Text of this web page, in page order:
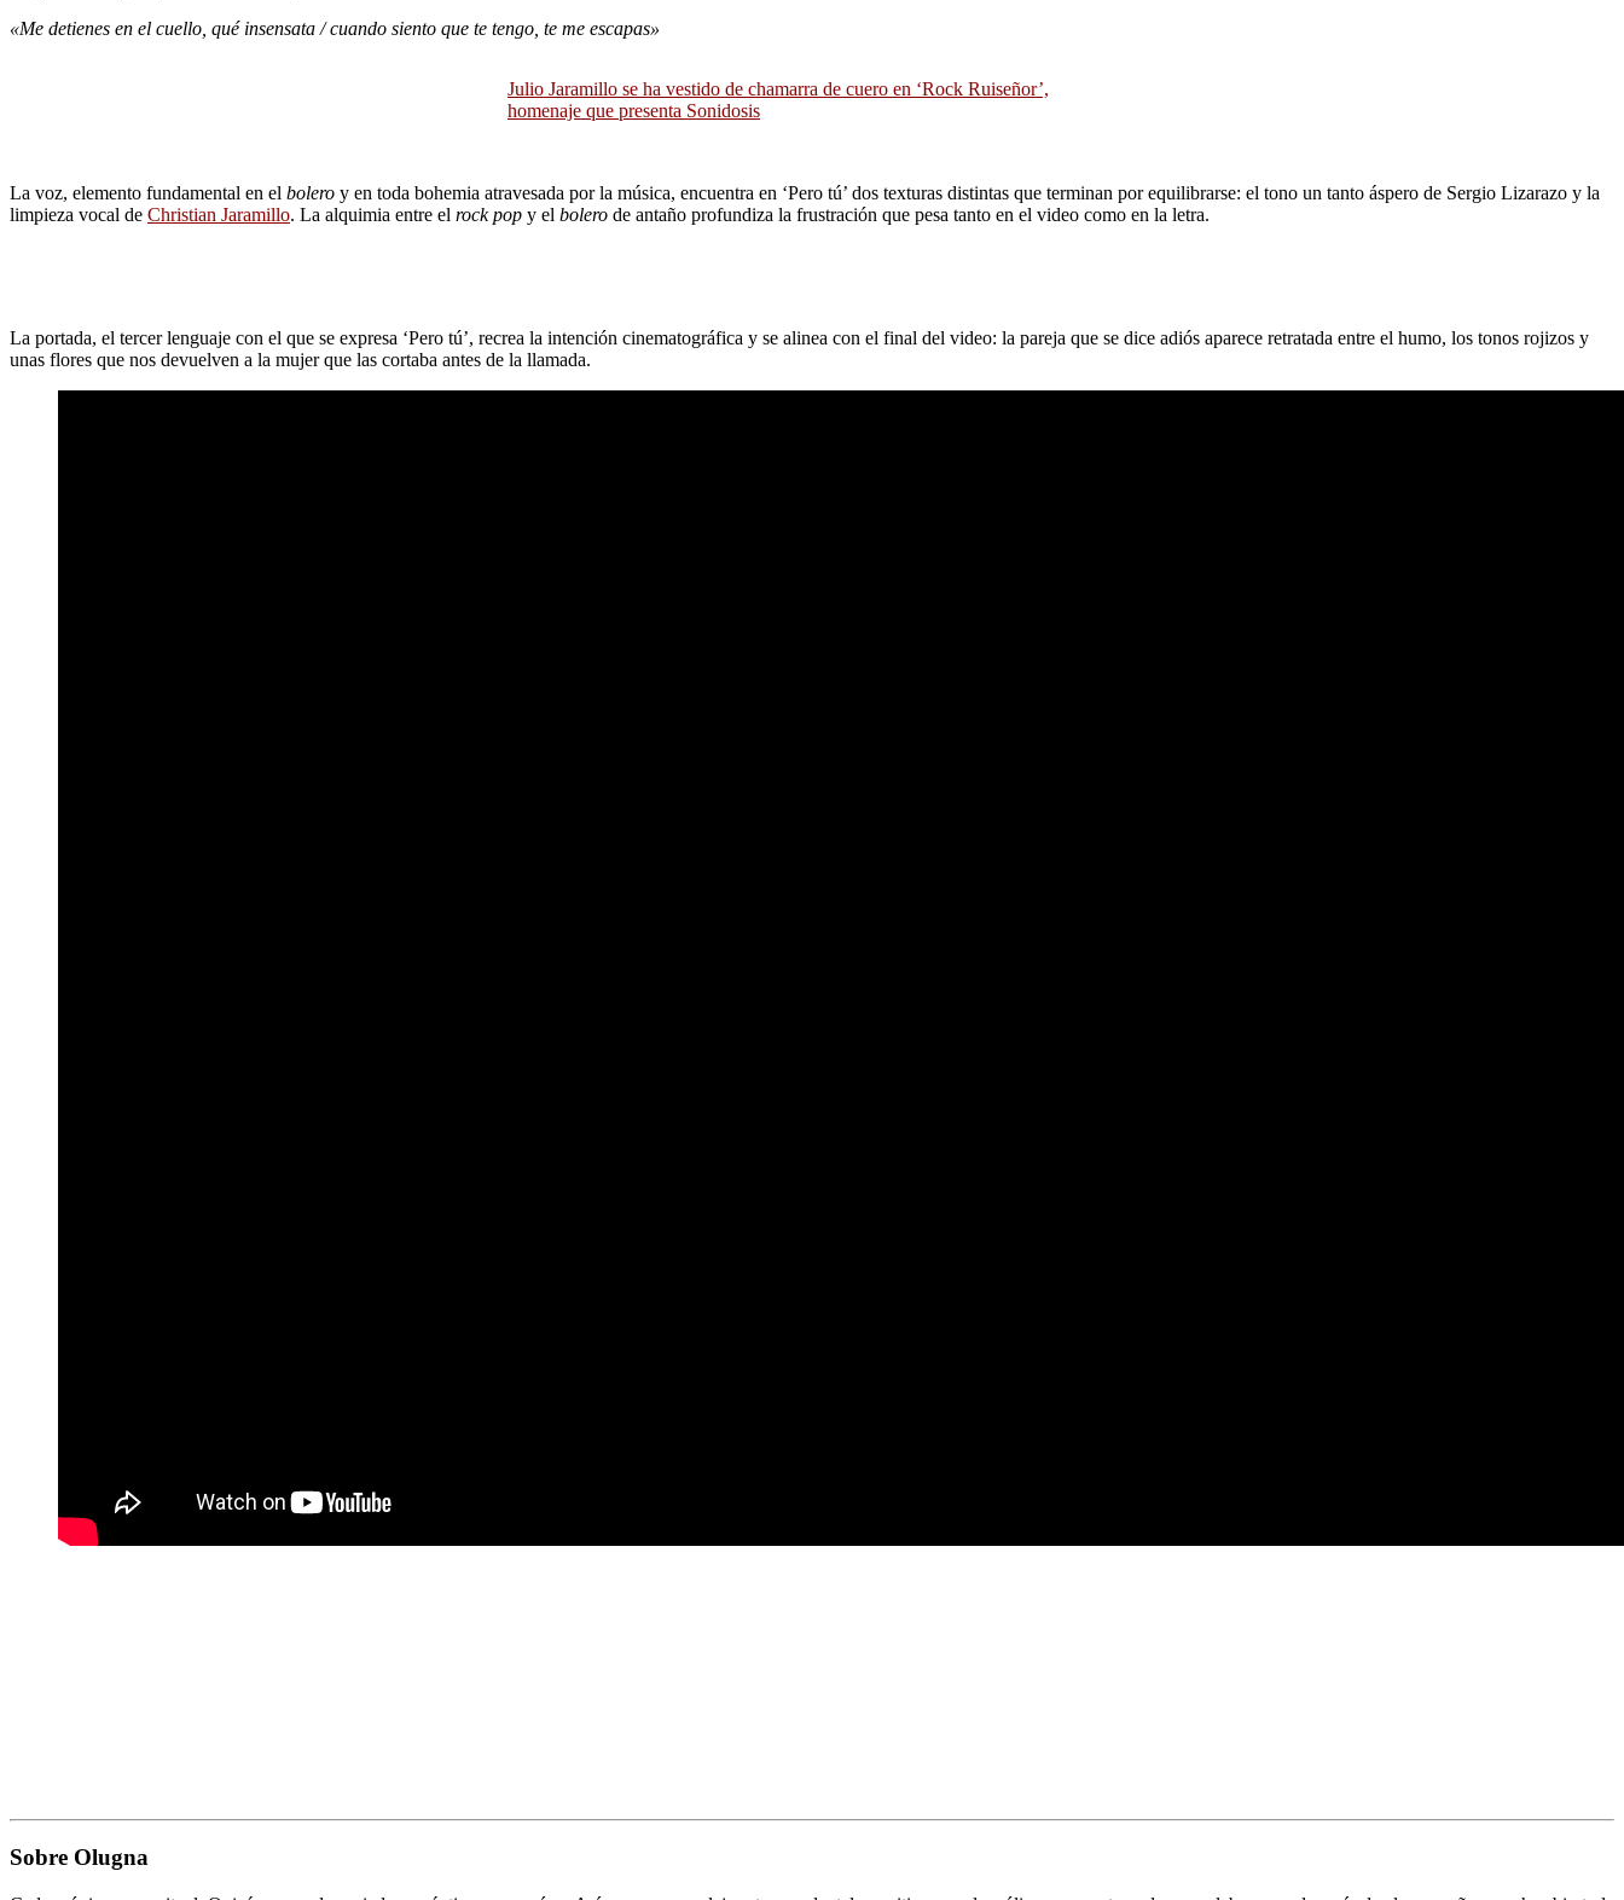
«Me detienes en el cuello, qué insensata / cuando siento que te tengo, te me escapas»
Julio Jaramillo se ha vestido de chamarra de cuero en ‘Rock Ruiseñor’,
homenaje que presenta Sonidosis
La voz, elemento fundamental en el bolero y en toda bohemia atravesada por la música, encuentra en ‘Pero tú’ dos texturas distintas que terminan por equilibrarse: el tono un tanto áspero de Sergio Lizarazo y la
limpieza vocal de Christian Jaramillo. La alquimia entre el rock pop y el bolero de antaño profundiza la frustración que pesa tanto en el video como en la letra.
La portada, el tercer lenguaje con el que se expresa ‘Pero tú’, recrea la intención cinematográfica y se alinea con el final del video: la pareja que se dice adiós aparece retratada entre el humo, los tonos rojizos y
unas flores que nos devuelven a la mujer que las cortaba antes de la llamada.
Sobre Olugna